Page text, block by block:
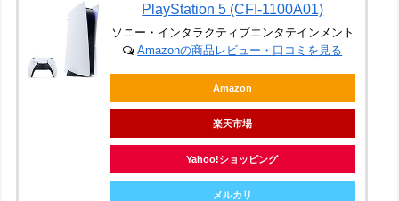
PlayStation 5 (CFI-1100A01)
ソニー・インタラクティブエンタテインメント
Amazonの商品レビュー・口コミを見る
Amazon
楽天市場
Yahoo!ショッピング
メルカリ